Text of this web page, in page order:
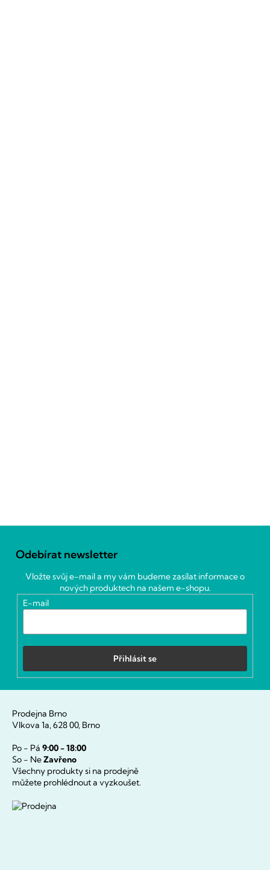
Odebírat newsletter
Vložte svůj e-mail a my vám budeme zasílat informace o
nových produktech na našem e-shopu.
E-mail
Přihlásit se
Prodejna Brno
Vlkova 1a, 628 00, Brno
Po - Pá 9:00 - 18:00
So - NeZavřeno
Všechny produkty si na prodejně
můžete prohlédnout a vyzkoušet.